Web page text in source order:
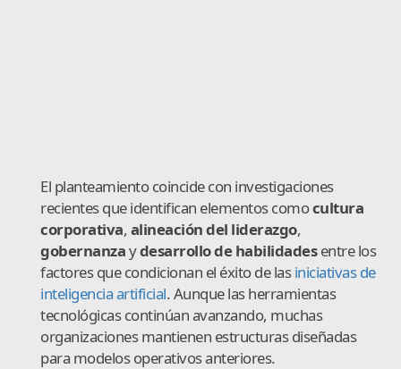
El planteamiento coincide con investigaciones
recientes que identifican elementos comocultura
corporativa, alineación del liderazgo,
gobernanzaydesarrollo de habilidadesentre los
factores que condicionan el éxito de lasiniciativas de
inteligencia artificial. Aunque las herramientas
tecnológicas continúan avanzando, muchas
organizaciones mantienen estructuras diseñadas
para modelos operativos anteriores.